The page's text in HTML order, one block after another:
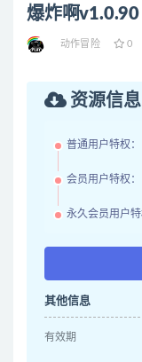
爆炸啊v1.0.90
动作冒险 0
资源信息
普通用户特权：
会员用户特权：
永久会员用户特
其他信息
有效期